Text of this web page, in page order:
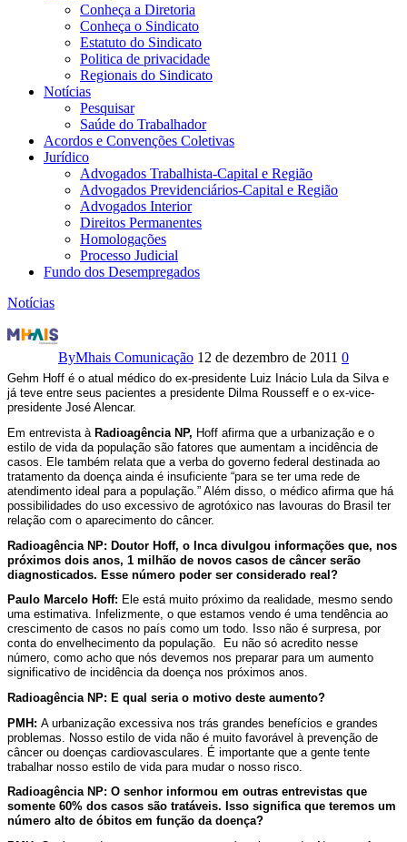
Conheça a Diretoria
Conheça o Sindicato
Estatuto do Sindicato
Politica de privacidade
Regionais do Sindicato
Notícias
Pesquisar
Saúde do Trabalhador
Acordos e Convenções Coletivas
Jurídico
Advogados Trabalhista-Capital e Região
Advogados Previdenciários-Capital e Região
Advogados Interior
Direitos Permanentes
Homologações
Processo Judicial
Fundo dos Desempregados
Notícias
Câncer:
Número
de
brasileiros
mortos
certamente
será
muito
grande
ByMhais Comunicação 12 de dezembro de 2011 0
Gehm Hoff é o atual médico do ex-presidente Luiz Inácio Lula da Silva e
já teve entre seus pacientes a presidente Dilma Rousseff e o ex-vice-
presidente José Alencar.
Em entrevista àRadioagência NP, Hoff afirma que a urbanização e o
estilo de vida da população são fatores que aumentam a incidência de
casos. Ele também relata que a verba do governo federal destinada ao
tratamento da doença ainda é insuficiente “para se ter uma rede de
atendimento ideal para a população.” Além disso, o médico afirma que há
possibilidades do uso excessivo de agrotóxico nas lavouras do Brasil ter
relação com o aparecimento do câncer.
Radioagência NP: Doutor Hoff, o Inca divulgou informações que, nos
próximos dois anos, 1 milhão de novos casos de câncer serão
diagnosticados. Esse número poder ser considerado real?
Paulo Marcelo Hoff: Ele está muito próximo da realidade, mesmo sendo
uma estimativa. Infelizmente, o que estamos vendo é uma tendência ao
crescimento de casos no país como um todo. Isso não é surpresa, por
conta do envelhecimento da população. Eu não só acredito nesse
número, como acho que nós devemos nos preparar para um aumento
significativo de incidência da doença nos próximos anos.
Radioagência NP: E qual seria o motivo deste aumento?
PMH: A urbanização excessiva nos trás grandes benefícios e grandes
problemas. Nosso estilo de vida não é muito favorável à prevenção de
câncer ou doenças cardiovasculares. É importante que a gente tente
trabalhar nosso estilo de vida para mudar o nosso risco.
Radioagência NP: O senhor informou em outras entrevistas que
somente 60% dos casos são tratáveis. Isso significa que teremos um
número alto de óbitos em função da doença?